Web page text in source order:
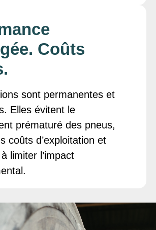
Coûts
sont permanentes et
Elles évitent le
prématuré des pneus,
coûts d’exploitation et
limiter l’impact